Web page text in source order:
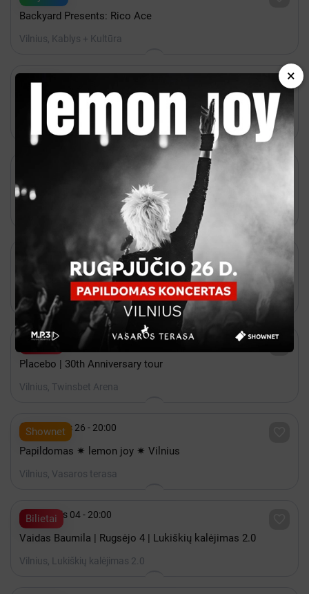
Backyard Presents: Rico Ace
Vilnius, Kablys + Kultūra
Kakava 
BBNO$
Vilnius, Lukiškių kalėjimas 2.0
Natalija Bunkė Vasaros terasa
Rugsėjis 12 - 17:00
K-POP FEVER
Vilnius, COMPENSA koncertų salė
Bilietai
Spalis 15 - 20:00
Placebo | 30th Anniversary tour
Vilnius, Twinsbet Arena
Shownet
 Rugpjūtis 26 - 20:00
Papildomas ✷ lemon joy ✷ Vilnius
Vilnius, Vasaros terasa
Bilietai
 Rugsėjis 04 - 20:00
Vaidas Baumila | Rugsėjo 4 | Lukiškių kalėjimas 2.0
Vilnius, Lukiškių kalėjimas 2.0
×